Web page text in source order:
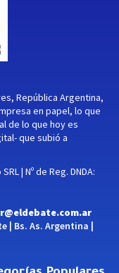
República Argentina,
en papel, lo que
de lo que hoy es
que subió a
| Nº de Reg. DNDA:
| Bs. As. Argentina |